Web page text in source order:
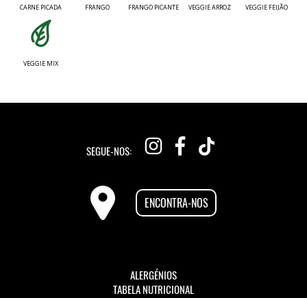
CARNE PICADA FRANGO FRANGO PICANTE VEGGIE ARROZ VEGGIE FEIJÃO
VEGGIE MIX
ENCONTRA-NOS
SEGUE-NOS:
ALERGÉNIOS
TABELA NUTRICIONAL